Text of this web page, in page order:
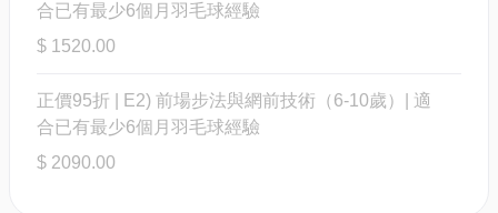
合已有最少6個月羽毛球經驗
$ 1520.00
正價95折 | E2) 前場步法與網前技術（6-10歲）| 適
合已有最少6個月羽毛球經驗
$ 2090.00